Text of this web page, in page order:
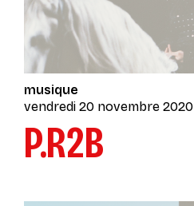
musique
vendredi 20 novembre 2020
P.R2B